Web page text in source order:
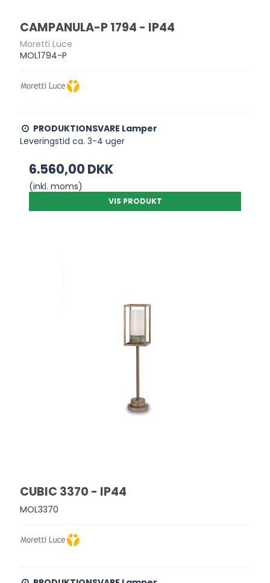
CAMPANULA-P 1794 - IP44
Moretti Luce
MOL1794-P
PRODUKTIONSVARE Lamper
Leveringstid ca. 3-4 uger
6.560,00 DKK
(inkl. moms)
VIS PRODUKT
CUBIC 3370 - IP44
MOL3370